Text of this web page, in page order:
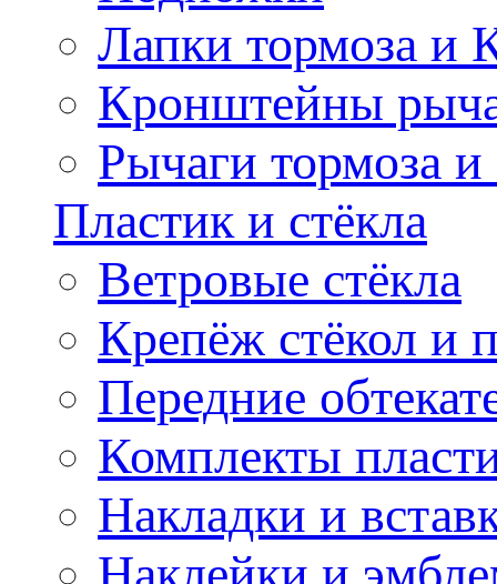
Лапки тормоза и
Кронштейны
Рычаги тормоза и
Пластик и стёкла
Ветровые стёкла
Крепёж стёкол и
Передние
Комплекты
Накладки и